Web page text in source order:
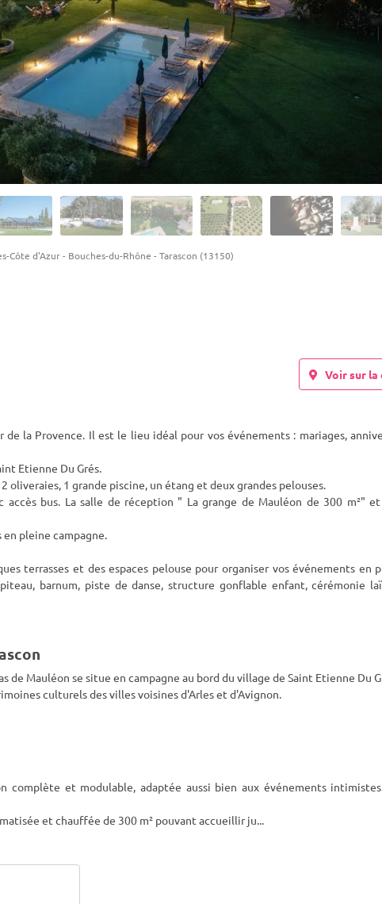
Côte d'Azur- Bouches-du-Rhône -Tarascon (13150)
Voir sur la
la Provence. Il est le lieu idéal pour vos événements : mariages,
Etienne Du Grés.
oliveraies, 1 grande piscine, un étang et deux grandes pelouses.
accès bus. La salle de réception " La grange de Mauléon de 300 m²"
pleine campagne.
terrasses et des espaces pelouse pour organiser vos événements en
barnum, piste de danse, structure gonflable enfant, cérémonie
de Mauléon se situe en campagne au bord du village de Saint Etienne Du
culturels des villes voisines d'Arles et d'Avignon.
complète et modulable, adaptée aussi bien aux événements intimistes
et chauffée de 300 m² pouvant accueillir ju...